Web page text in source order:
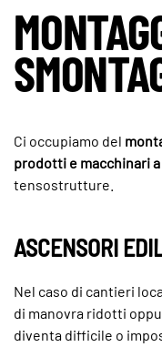
Ci occupiamo del
prodotti e macchinari
tensostrutture.
ASCENSORI
Nel caso di cantieri
di manovra ridotti
diventa difficile o